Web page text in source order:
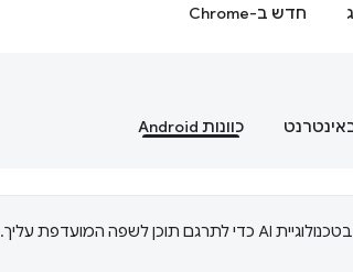
חדש ב-Chrome
כוונות Android
‫Google משתמשת בטכנולוגיית AI כדי לתרגם תוכן לשפה המועדפת עליך.